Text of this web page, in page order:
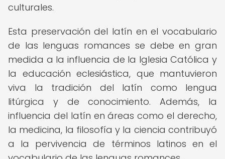
culturales.
Esta preservación del latín en el vocabulario
de las lenguas romances se debe en gran
medida a la influencia de la Iglesia Católica y
la educación eclesiástica, que mantuvieron
viva la tradición del latín como lengua
litúrgica y de conocimiento. Además, la
influencia del latín en áreas como el derecho,
la medicina, la filosofía y la ciencia contribuyó
a la pervivencia de términos latinos en el